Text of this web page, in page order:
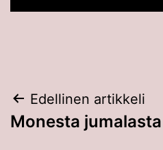
Artikkelien
selaus
Edellinen artikkeli
Monesta